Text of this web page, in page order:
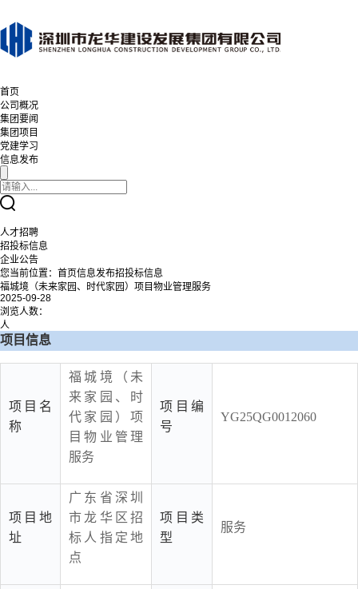
首页
公司概况
集团要闻
集团项目
党建学习
信息发布
人才招聘
招投标信息
企业公告
您当前位置： 首页信息发布招投标信息
福城境（未来家园、时代家园）项目物业管理服务
2025-09-28
浏览人数：
人
项目信息
项目名
称
福城境（未
来家园、时
代家园）项
目物业管理
服务
项目编
号
YG25QG0012060
项目地
址
广东省深圳
市龙华区招
标人指定地
点
项目类
型
服务